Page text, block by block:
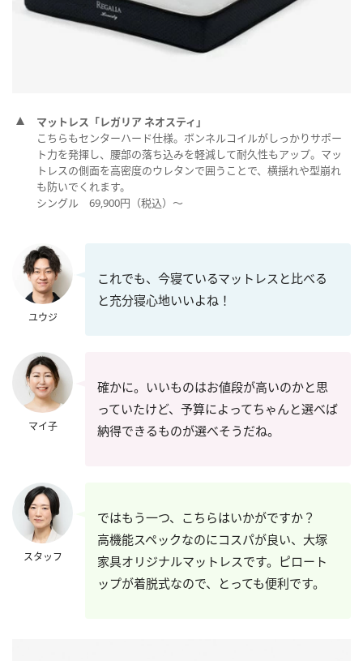
マットレス「レガリア ネオスティ」
こちらもセンターハード仕様。ボンネルコイルがしっかりサポー
ト力を発揮し、腰部の落ち込みを軽減して耐久性もアップ。マッ
トレスの側面を高密度のウレタンで囲うことで、横揺れや型崩れ
も防いでくれます。
シングル 69,900円（税込）～
ユウジ
これでも、今寝ているマットレスと比べる
と充分寝心地いいよね！
マイ子
確かに。いいものはお値段が高いのかと思
っていたけど、予算によってちゃんと選べば
納得できるものが選べそうだね。
スタッフ
ではもう一つ、こちらはいかがですか？
高機能スペックなのにコスパが良い、大塚
家具オリジナルマットレスです。ピロート
ップが着脱式なので、とっても便利です。